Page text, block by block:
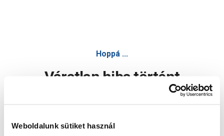
Weboldalunk sütiket használ
Hoppá ...
Váratlan hiba történt